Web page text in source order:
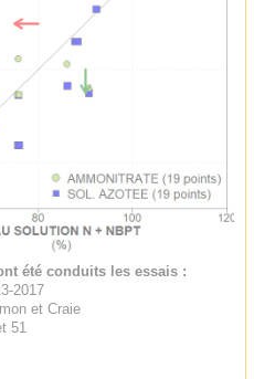
été conduits les essais :
2017
et Craie
51